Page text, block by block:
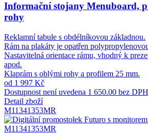
Informační stojany Menuboard,
rohy
Reklamní tabule s obdélníkovou základnou.
Rám na plakáty je opatřen
Nastavitelná orientace rámu, vhodný k
apod.
Klaprám s oblými rohy a profilem 25 mm.
od 1 997 Kč
Dostupnost není uvedena 1 650.00 bez DPH
Detail zboží
M11341353MR
M11341353MR